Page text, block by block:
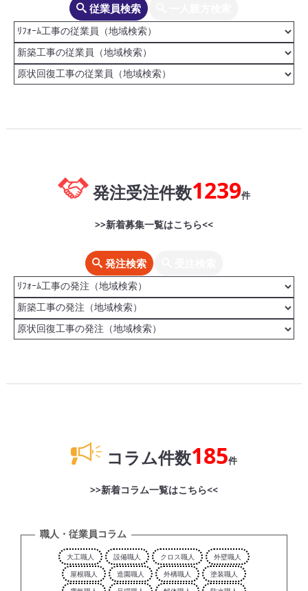
従業員検索
発注受注件数1239件
>>新着募集一覧はこちら<<
発注検索
コラム件数185件
>>新着コラム一覧はこちら<<
職人・従業員コラム
大工職人 設備職人 クロス職人
外壁職人
屋根職人
造園職人 外構職人
塗装職人